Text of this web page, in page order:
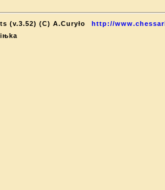
(v.3.52) (C) A.Curyło
http://